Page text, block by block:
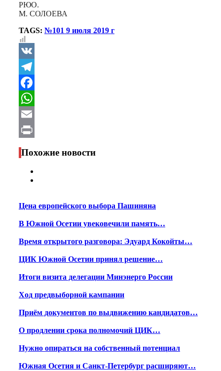
РЮО.
М. СОЛОЕВА
TAGS: №101 9 июля 2019 г
VK
Telegram
Facebook
WhatsApp
Email
Print
Похожие новости
Цена европейского выбора Пашиняна
В Южной Осетии увековечили память…
Время открытого разговора: Эдуард Кокойты…
ЦИК Южной Осетии принял решение…
Итоги визита делегации Минэнерго России
Ход предвыборной кампании
Приём документов по выдвижению кандидатов…
О продлении срока полномочий ЦИК…
Нужно опираться на собственный потенциал
Южная Осетия и Санкт-Петербург расширяют…